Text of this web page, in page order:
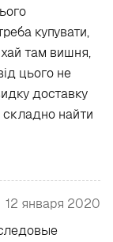
купувати,
там вишня,
цього не
доставку
складно найти
12 января 2020